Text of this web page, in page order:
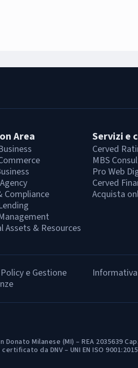
Area
Compliance
Assets & Resources
Servizi e
Cerved
MBS
Pro Web
Cerved
Acquista
e Gestione
Milanese (MI) – REA 2035639
da DNV – UNI EN ISO 9001:2015